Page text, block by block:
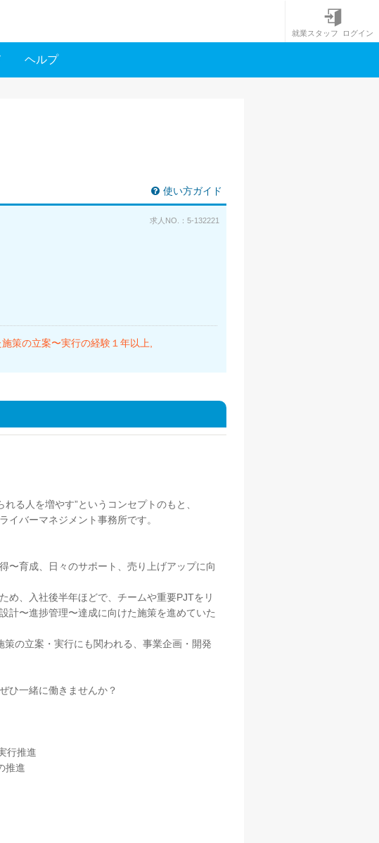
就業スタッフ ログイン
ヘルプ
使い方ガイド
求人NO.：5-132221
策の立案〜実行の経験１年以上
る人を増やす”というコンセプトのもと、
イバーマネジメント事務所です。
〜育成、日々のサポート、売り上げアップに向
め、入社後半年ほどで、チームや重要PJTをリ
計〜進捗管理〜達成に向けた施策を進めていた
の立案・実行にも関われる、事業企画・開発
ひ一緒に働きませんか？
行推進
推進